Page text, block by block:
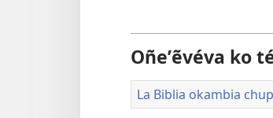
Oñeʼẽvéva ko
La Biblia okambia